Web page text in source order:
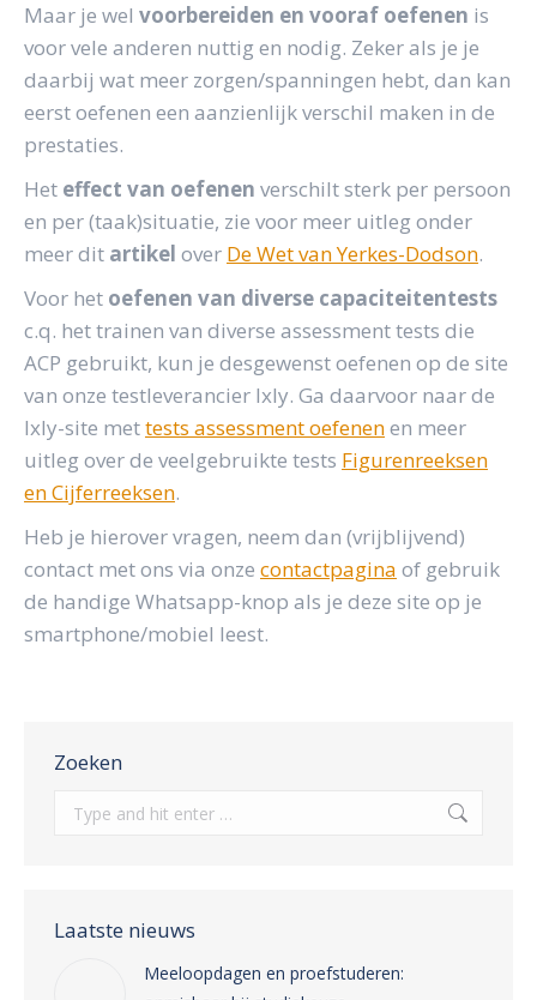
Maar je wel voorbereiden en vooraf oefenen is
voor vele anderen nuttig en nodig. Zeker als je je
daarbij wat meer zorgen/spanningen hebt, dan kan
eerst oefenen een aanzienlijk verschil maken in de
prestaties.
Het effect van oefenen verschilt sterk per persoon
en per (taak)situatie, zie voor meer uitleg onder
meer dit artikel over De Wet van Yerkes-Dodson.
Voor het oefenen van diverse capaciteitentests
c.q. het trainen van diverse assessment tests die
ACP gebruikt, kun je desgewenst oefenen op de site
van onze testleverancier Ixly. Ga daarvoor naar de
Ixly-site mettests assessment oefenenen meer
uitleg over de veelgebruikte tests Figurenreeksen
en Cijferreeksen.
Heb je hierover vragen, neem dan (vrijblijvend)
contact met ons via onze contactpagina of gebruik
de handige Whatsapp-knop als je deze site op je
smartphone/mobiel leest.
Zoeken
Search:
Laatste nieuws
Meeloopdagen en proefstuderen: